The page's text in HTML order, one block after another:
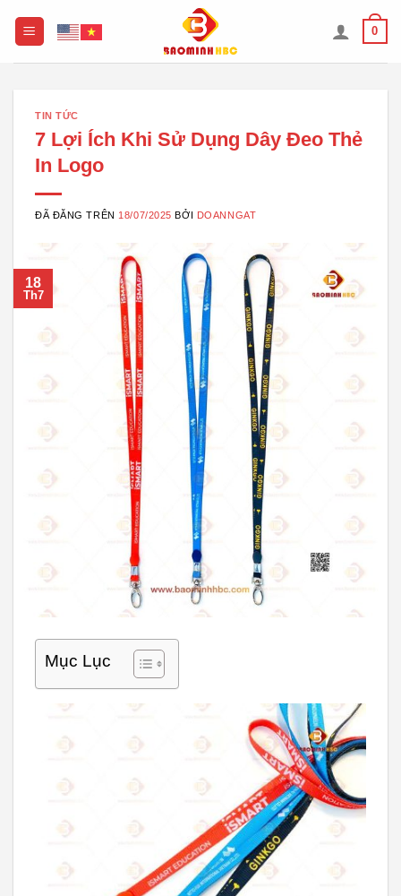
0
TIN TỨC
7 Lợi Ích Khi Sử Dụng Dây Đeo Thẻ
In Logo
ĐÃ ĐĂNG TRÊN 18/07/2025 BỞI DOANNGAT
18
Th7
Mục Lục